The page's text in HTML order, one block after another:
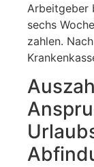
Arbeitgeber
sechs
zahlen.